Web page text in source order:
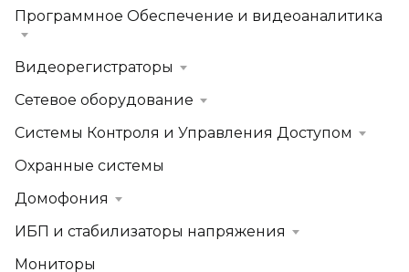
Программное Обеспечение и видеоаналитика
Видеорегистраторы
Сетевое оборудование
Системы Контроля и Управления Доступом
Охранные системы
Домофония
ИБП и стабилизаторы напряжения
Мониторы